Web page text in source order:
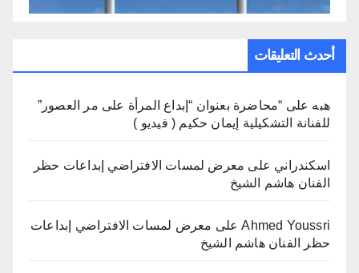
أحدث التعليقات
هبه على “محاضرة بعنوان “إبداع المرأة على مر العصور”
للفنانة التشكيلية إيمان حكيم ( فيديو )
اسكندراني على معرض لمسات الافتراضي إبداعات حظر
الفنان هاشم الشيخ
Ahmed Youssriعلى معرض لمسات الافتراضي إبداعات
حظر الفنان هاشم الشيخ